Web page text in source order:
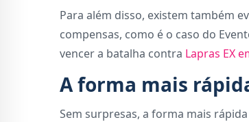
Para além disso, existem também
compensas, como é o caso do
vencer a batalha contra Lapras EX
A forma mais
Sem surpresas, a forma mais